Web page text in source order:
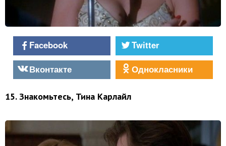
Facebook
Twitter
Вконтакте
Однокласники
15. Знакомьтесь, Тина Карлайл